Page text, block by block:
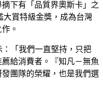
下有「品質界奧斯卡」之
大賞特級金獎，成為台灣
。
：「我們一直堅持，只把
給消費者。『知凡－無魚
團隊的榮耀，也是我們選